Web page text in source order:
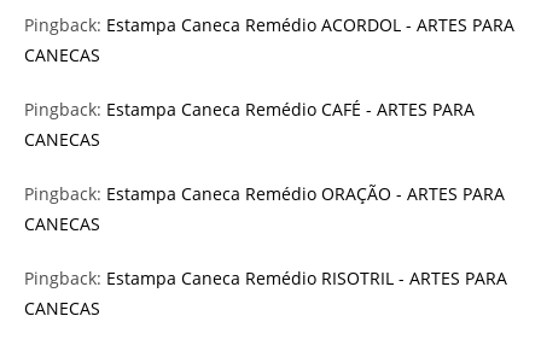
Pingback: Estampa Caneca Remédio ACORDOL - ARTES PARA
CANECAS
Pingback: Estampa Caneca Remédio CAFÉ - ARTES PARA
CANECAS
Pingback: Estampa Caneca Remédio ORAÇÃO - ARTES PARA
CANECAS
Pingback: Estampa Caneca Remédio RISOTRIL - ARTES PARA
CANECAS